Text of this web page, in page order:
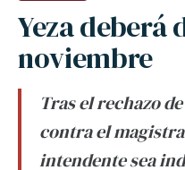
Yeza deberá
noviembre
Tras el rechazo
contra el
intendente sea